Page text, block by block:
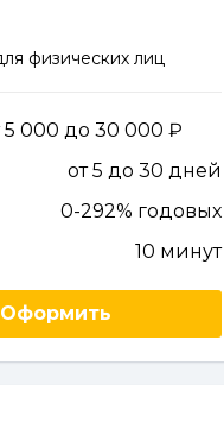
физических лиц
5 000 до 30 000
от 5 до 30 дней
0-292% годовых
10 минут
Оформить